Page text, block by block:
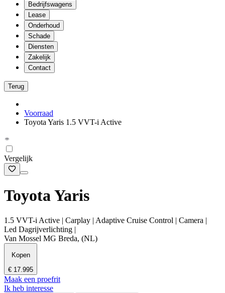
Bedrijfswagens
Lease
Onderhoud
Schade
Diensten
Zakelijk
Contact
Terug
Voorraad
Toyota Yaris 1.5 VVT-i Active
Vergelijk
Toyota Yaris
1.5 VVT-i Active | Carplay | Adaptive Cruise Control | Camera |
Led Dagrijverlichting |
Van Mossel MG Breda, (NL)
Kopen
€ 17.995
Maak een proefrit
Ik heb interesse